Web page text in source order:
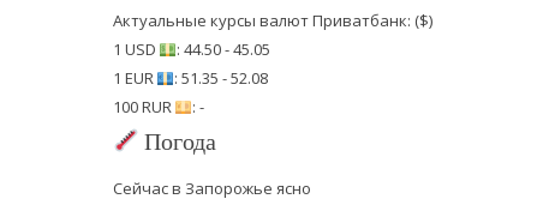
Актуальные курсы валют Приватбанк: ($)
1 USD
: 44.50 - 45.05
1 EUR
: 51.35 - 52.08
100 RUR
: -
Погода
Сейчас в Запорожье ясно